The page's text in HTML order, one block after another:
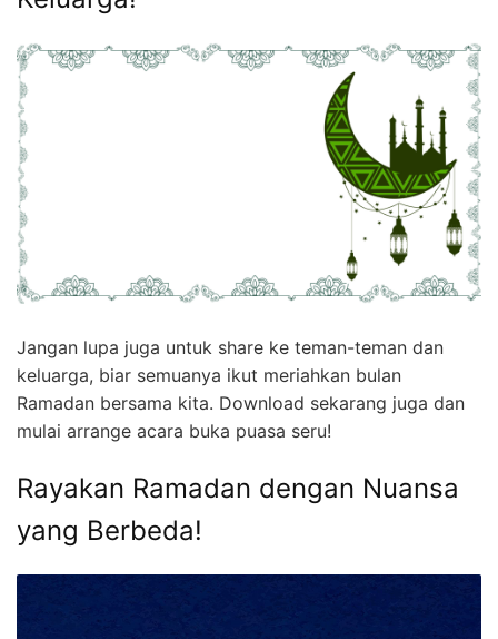
Jangan lupa juga untuk share ke teman-teman dan
keluarga, biar semuanya ikut meriahkan bulan
Ramadan bersama kita. Download sekarang juga dan
mulai arrange acara buka puasa seru!
Rayakan Ramadan dengan Nuansa
yang Berbeda!